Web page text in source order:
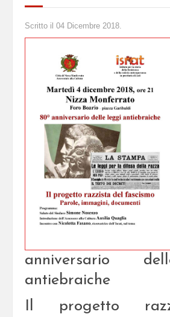
Scritto il 04 Dicembre 2018.
anniversario
antiebraiche
Il progetto